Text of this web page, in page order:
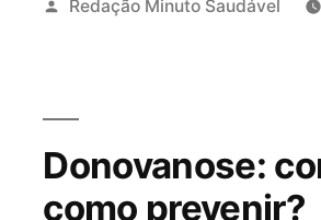
Redação Minuto Saudável
Donovanose:
como prevenir?